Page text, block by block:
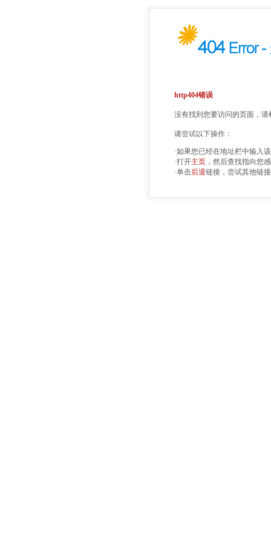
http404错误
没有找到您要访问的页面，
请尝试以下操作：
·如果您已经在地址栏中输入
·打开主页 ，然后查找指向您
·单击后退链接，尝试其他链